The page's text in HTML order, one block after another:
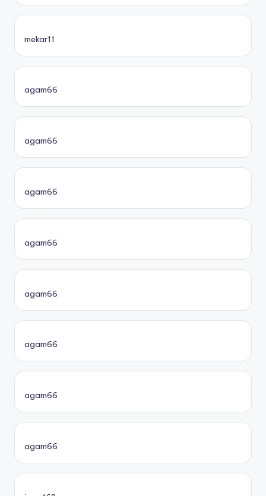
mekar11
agam66
agam66
agam66
agam66
agam66
agam66
agam66
agam66